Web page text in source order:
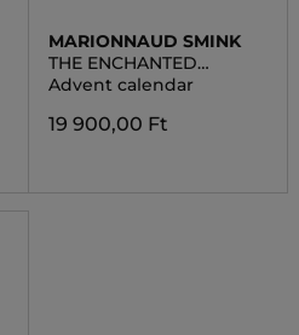
MARIONNAUD SMINK
THE ENCHANTED
GARDEN
Advent calendar
19 900,00 Ft